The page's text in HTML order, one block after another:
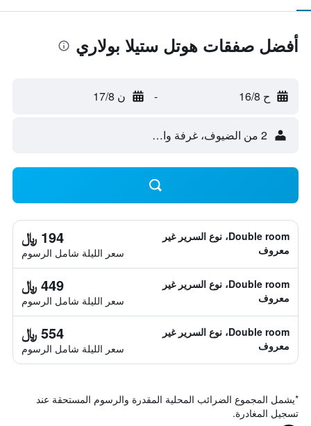
أفضل صفقات هوتل ستيلا بولاري
ح 16/8 - ن 17/8
2 من الضيوف، غرفة واحدة
Double room، نوع السرير غير
معروف
194 ﷼
سعر الليلة شامل الرسوم
Double room، نوع السرير غير
معروف
449 ﷼
سعر الليلة شامل الرسوم
Double room، نوع السرير غير
معروف
554 ﷼
سعر الليلة شامل الرسوم
*يشمل المجموع الضرائب المحلية المقدرة والرسوم المستحقة عند
تسجيل المغادرة.